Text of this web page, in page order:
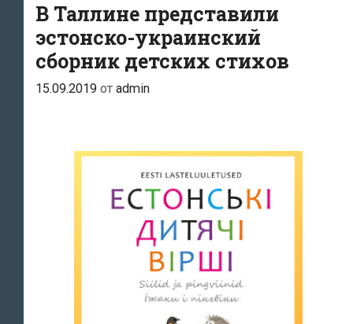
В Таллине представили
эстонско-украинский
сборник детских стихов
15.09.2019 от admin